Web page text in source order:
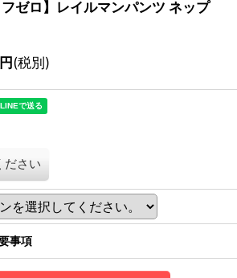
ゼロ】レイルマンパンツ ネップ
円(税別)
ださい
事項